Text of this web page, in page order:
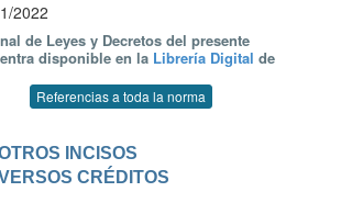
2022
de Leyes y Decretos del presente
disponible en la Librería Digital de
Referencias a toda la norma
INCISOS
CRÉDITOS